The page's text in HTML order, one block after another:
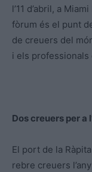
l’11 d’abril, a
fòrum és el punt
de creuers del
i els professionals
Dos creuers per a
El port de la
rebre creuers